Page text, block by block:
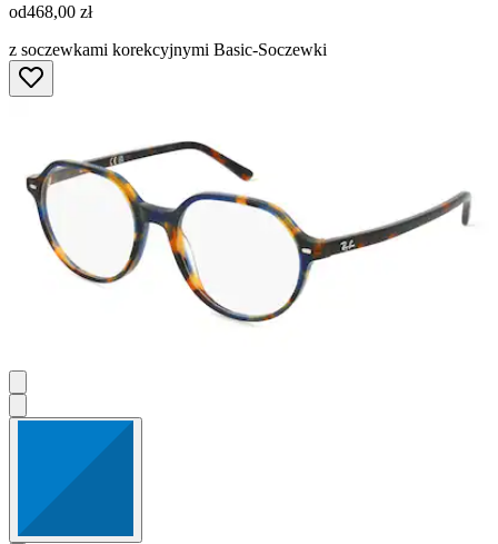
od468,00 zł
z soczewkami korekcyjnymi Basic-Soczewki